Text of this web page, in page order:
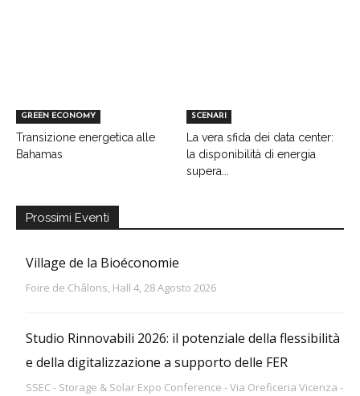
GREEN ECONOMY
Transizione energetica alle
Bahamas
SCENARI
La vera sfida dei data center:
la disponibilità di energia
supera...
Prossimi Eventi
Village de la Bioéconomie
Foire de Châlons, Hall 4, 28 Agosto 2026
Studio Rinnovabili 2026: il potenziale della flessibilità
e della digitalizzazione a supporto delle FER
SSEC - Storage & Solar Expo Conference - Via Oreficeria Vicenza -